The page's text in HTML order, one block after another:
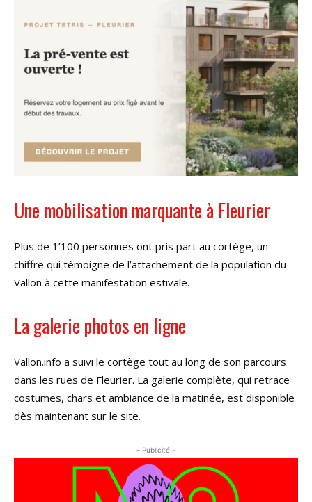
Une mobilisation marquante à Fleurier
Plus de 1’100 personnes ont pris part au cortège, un
chiffre qui témoigne de l’attachement de la population du
Vallon à cette manifestation estivale.
La galerie photos en ligne
Vallon.info a suivi le cortège tout au long de son parcours
dans les rues de Fleurier. La galerie complète, qui retrace
costumes, chars et ambiance de la matinée, est disponible
dès maintenant sur le site.
- Publicité -